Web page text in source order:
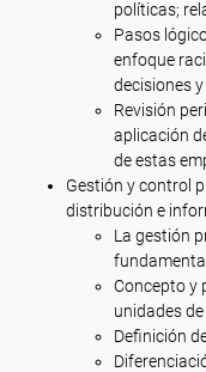
políticas;
Pasos
enfoque
decisiones
Revisión
aplicación
de estas
Gestión y control
distribución e
La gestión
Concepto y
unidades
Definición